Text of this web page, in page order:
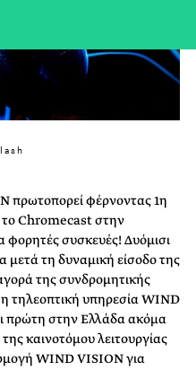
πρωτοπορεί φέρνοντας 1η
Chromecast στην
φορητές συσκευές! Δυόμισι
μετά τη δυναμική είσοδο της
της συνδρομητικής
τηλεοπτική υπηρεσία WIND
πρώτη στην Ελλάδα ακόμα
καινοτόμου λειτουργίας
WIND VISION για